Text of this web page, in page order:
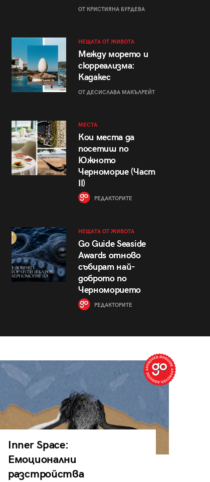
ОТ КРИСТИЯНА БУРДЕВА
НЕЩАТА ОТ ЖИВОТА
Между морето и
сюрреализма:
Кадакес
ОТ ДЕСИСЛАВА МАКЪЛРЕЙТ
МЕСТА
Кои места да
посетиш по
Южното
Черноморие (Част
II)
РЕДАКТОРИТЕ
НЕЩАТА ОТ ЖИВОТА
Go Guide Seaside
Awards отново
събират най-
доброто по
Черноморието
РЕДАКТОРИТЕ
Inner Space:
Емоционални
разстройства